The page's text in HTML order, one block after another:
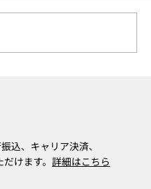
込、キャリア決済、
だけます。詳細はこちら